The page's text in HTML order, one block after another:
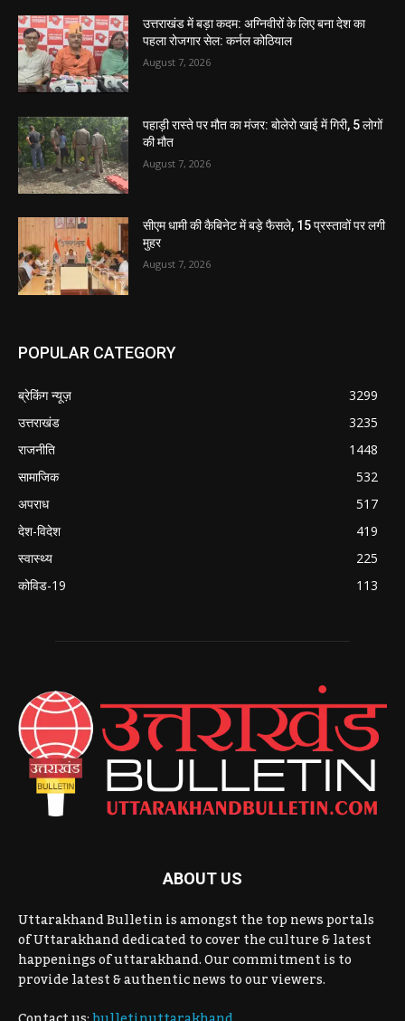
उत्तराखंड में बड़ा कदम: अग्निवीरों के लिए बना देश का
पहला रोजगार सेल: कर्नल कोठियाल
August 7, 2026
पहाड़ी रास्ते पर मौत का मंजर: बोलेरो खाई में गिरी, 5 लोगों
की मौत
August 7, 2026
सीएम धामी की कैबिनेट में बड़े फैसले, 15 प्रस्तावों पर लगी
मुहर
August 7, 2026
POPULAR CATEGORY
ब्रेकिंग न्यूज़
3299
उत्तराखंड
3235
राजनीति
1448
सामाजिक
532
अपराध
517
देश-विदेश
419
स्वास्थ्य
225
कोविड-19
113
ABOUT US
Uttarakhand Bulletin is amongst the top news portals
of Uttarakhand dedicated to cover the culture & latest
happenings of uttarakhand. Our commitment is to
provide latest & authentic news to our viewers.